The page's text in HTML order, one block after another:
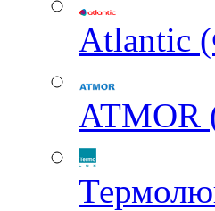
Atlantic
ATMOR